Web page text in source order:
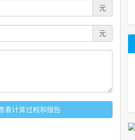
元
元
看计算过程和报告